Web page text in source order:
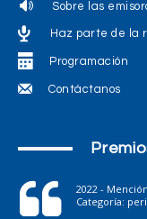
Sobre las
Haz parte de la
Programación
Contáctanos
2022 -
Categoría: